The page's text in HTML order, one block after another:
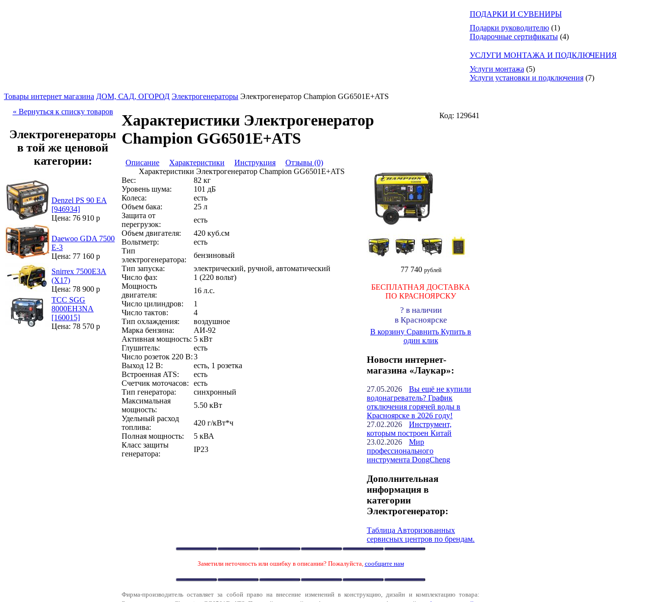
ПОДАРКИ И СУВЕНИРЫ
Подарки руководителю (1)
Подарочные сертификаты (4)
УСЛУГИ МОНТАЖА И ПОДКЛЮЧЕНИЯ
Услуги монтажа (5)
Услуги установки и подключения (7)
Товары интернет магазина ДОМ, САД, ОГОРОД Электрогенераторы Электрогенератор Champion GG6501E+ATS
« Вернуться к списку товаров
Электрогенераторы
в той же ценовой
категории:
Denzel PS 90 EA
[946934]
Цена: 76 910 р
Daewoo GDA 7500
E-3
Цена: 77 160 р
Snirrex 7500E3A
(X17)
Цена: 78 900 р
ТСС SGG
8000EH3NA
[160015]
Цена: 78 570 р
Код: 129641
Характеристики Электрогенератор
Champion GG6501E+ATS
77 740 рублей
БЕСПЛАТНАЯ ДОСТАВКА
ПО КРАСНОЯРСКУ
? в наличии
в Красноярске
В корзину Сравнить Купить в
один клик
Новости интернет-
магазина «Лаукар»:
27.05.2026
Вы ещё не купили
водонагреватель? График
отключения горячей воды в
Красноярске в 2026 году!
27.02.2026
Инструмент,
которым построен Китай
23.02.2026
Мир
профессионального
инструмента DongCheng
Дополнительная
информация в
категории
Электрогенератор:
Таблица Авторизованных
сервисных центров по брендам.
Описание Характеристики Инструкция
Отзывы (0)
Характеристики Электрогенератор Champion GG6501E+ATS
Вес:
82 кг
Уровень шума:
101 дБ
Колеса:
есть
Объем бака:
25 л
Защита от
перегрузок:
есть
Объем двигателя:
420 куб.см
Вольтметр:
есть
Тип
электрогенератора:
бензиновый
Тип запуска:
электрический, ручной, автоматический
Число фаз:
1 (220 вольт)
Мощность
двигателя:
16 л.с.
Число цилиндров:
1
Число тактов:
4
Тип охлаждения:
воздушное
Марка бензина:
АИ-92
Активная мощность: 5 кВт
Глушитель:
есть
Число розеток 220 В:3
Выход 12 В:
есть, 1 розетка
Встроенная ATS:
есть
Счетчик моточасов:
есть
Тип генератора:
синхронный
Максимальная
мощность:
5.50 кВт
Удельный расход
топлива:
420 г/кВт*ч
Полная мощность:
5 кВА
Класс защиты
генератора:
IP23
Заметили неточность или ошибку в описании? Пожалуйста, сообщите нам
Фирма-производитель оставляет за собой право на внесение изменений в конструкцию, дизайн и комплектацию товара: